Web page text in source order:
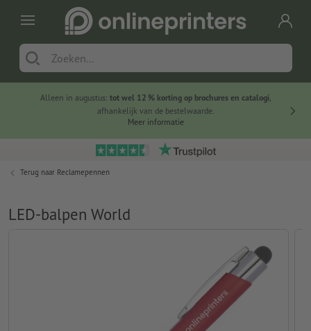
Alleen in augustus: tot wel 12 % korting op brochures en catalogi,
afhankelijk van de bestelwaarde.
Meer informatie
Terug naar Reclamepennen
LED-balpen World